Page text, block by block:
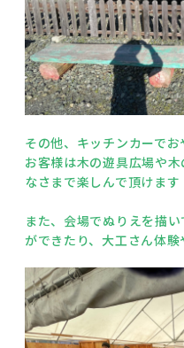
その他、キッチンカーで
お客様は木の遊具広場や
なさまで楽しんで頂けます
また、会場でぬりえを描
ができたり、大工さん体